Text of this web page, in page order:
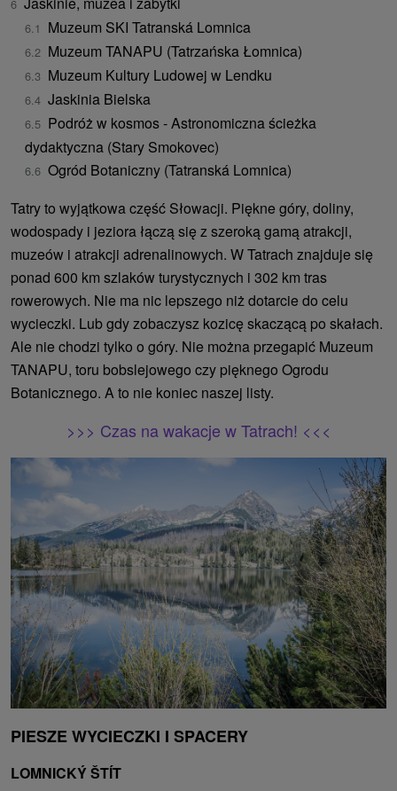
Muzeum SKI Tatranská Lomnica
Muzeum TANAPU (Tatrzańska Łomnica)
Muzeum Kultury Ludowej w Lendku
Jaskinia Bielska
Podróż w kosmos - Astronomiczna ścieżka
dydaktyczna (Stary Smokovec)
Ogród Botaniczny (Tatranská Lomnica)
Tatry to wyjątkowa część Słowacji. Piękne góry, doliny,
wodospady i jeziora łączą się z szeroką gamą atrakcji,
muzeów i atrakcji adrenalinowych. W Tatrach znajduje się
ponad 600 km szlaków turystycznych i 302 km tras
rowerowych. Nie ma nic lepszego niż dotarcie do celu
wycieczki. Lub gdy zobaczysz kozicę skaczącą po skałach.
Ale nie chodzi tylko o góry. Nie można przegapić Muzeum
TANAPU, toru bobslejowego czy pięknego Ogrodu
Botanicznego. A to nie koniec naszej listy.
>>> Czas na wakacje w Tatrach! <<<
PIESZE WYCIECZKI I SPACERY
LOMNICKÝ ŠTÍT